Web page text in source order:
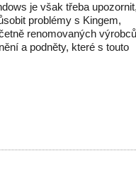
je však třeba
problémy s Kingem,
renomovaných
a podněty, které s touto